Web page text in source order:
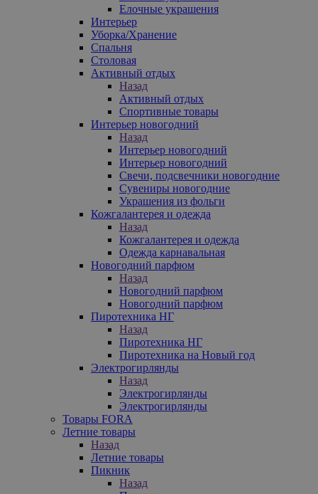
Елочные украшения
Интерьер
Уборка/Хранение
Спальня
Столовая
Активный отдых
Назад
Активный отдых
Спортивные товары
Интерьер новогодний
Назад
Интерьер новогодний
Интерьер новогодний
Свечи, подсвечники новогодние
Сувениры новогодние
Украшения из фольги
Кожгалантерея и одежда
Назад
Кожгалантерея и одежда
Одежда карнавальная
Новогодний парфюм
Назад
Новогодний парфюм
Новогодний парфюм
Пиротехника НГ
Назад
Пиротехника НГ
Пиротехника на Новый год
Электрогирлянды
Назад
Электрогирлянды
Электрогирлянды
Товары FORA
Летние товары
Назад
Летние товары
Пикник
Назад